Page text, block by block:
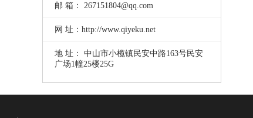
邮 箱： 267151804@qq.com
网 址：http://www.qiyeku.net
地 址： 中山市小榄镇民安中路163号民安
广场1幢25楼25G